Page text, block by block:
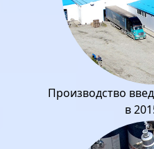
Производство
в